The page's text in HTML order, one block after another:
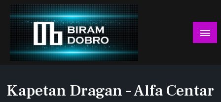
Skip
content
Kapetan Dragan – Alfa Centar